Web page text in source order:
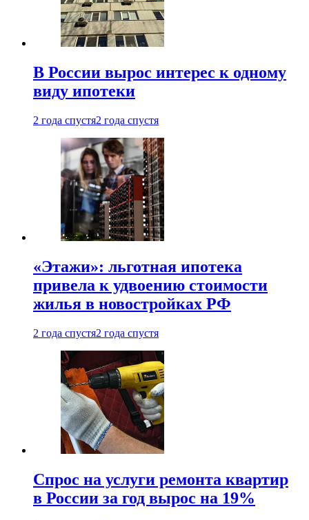
В России вырос интерес к одному
виду ипотеки
2 года спустя2 года спустя
«Этажи»: льготная ипотека
привела к удвоению стоимости
жилья в новостройках РФ
2 года спустя2 года спустя
Спрос на услуги ремонта квартир
в России за год вырос на 19%